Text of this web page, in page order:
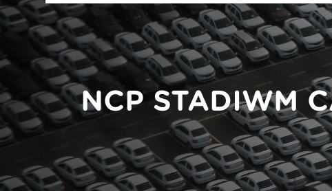
menu
Atyniadau
Gweithgareddau
Adloniant
Chwaraeon
Siopa
Teithiau a Golygfeydd
NCP STADIWM